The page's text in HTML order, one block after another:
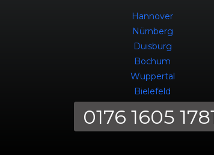
Hannover
Nürnberg
Duisburg
Bochum
Wuppertal
Bielefeld